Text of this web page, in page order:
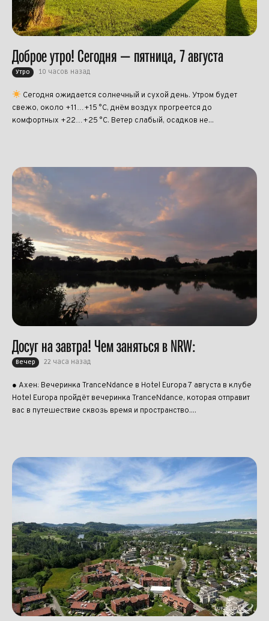
Доброе утро! Сегодня — пятница, 7 августа
Утро 10 часов назад
Сегодня ожидается солнечный и сухой день. Утром будет
свежо, около +11…+15 °C, днём воздух прогреется до
комфортных +22…+25 °C. Ветер слабый, осадков не...
Досуг на завтра! Чем заняться в NRW:
Вечер 22 часа назад
● Ахен: Вечеринка TranceNdance в Hotel Europa 7 августа в клубе
Hotel Europa пройдёт вечеринка TranceNdance, которая отправит
вас в путешествие сквозь время и пространство....